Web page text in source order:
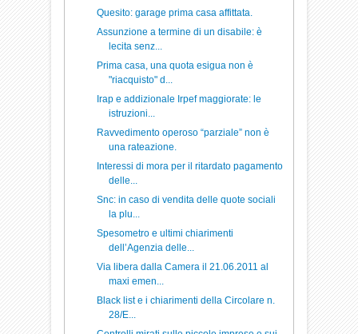
Quesito: garage prima casa affittata.
Assunzione a termine di un disabile: è
lecita senz...
Prima casa, una quota esigua non è
"riacquisto" d...
Irap e addizionale Irpef maggiorate: le
istruzioni...
Ravvedimento operoso “parziale” non è
una rateazione.
Interessi di mora per il ritardato pagamento
delle...
Snc: in caso di vendita delle quote sociali
la plu...
Spesometro e ultimi chiarimenti
dell’Agenzia delle...
Via libera dalla Camera il 21.06.2011 al
maxi emen...
Black list e i chiarimenti della Circolare n.
28/E...